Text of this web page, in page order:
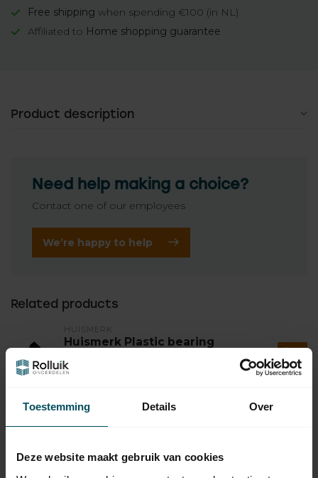
Toestemming Details Over
Deze website maakt gebruik van cookies
Free shipping when spending €100 (in NL)
Affiliated to Home shopping guarantee
Product description
Need help making a choice?
Contact one of our employees
We’re happy to help
Related products
HUISMERK
Huismerk Plastic bearing
block for drop-down screen,
bore Ø 12 mm
SELVE
Selve Roller shutter steel